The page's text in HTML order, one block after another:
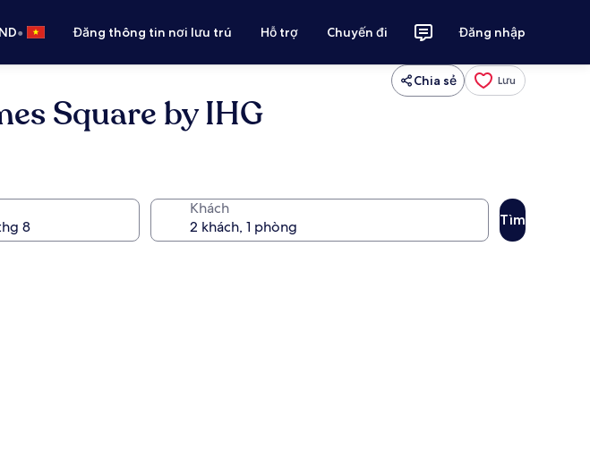
• Đăng thông tin nơi lưu trú Hỗ trợ Chuyến đi Đăng nhập
Chia sẻ Lưu
Square by IHG
Khách
Tìm